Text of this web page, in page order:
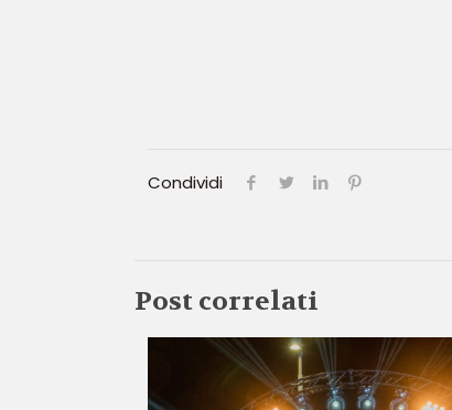
Condividi
Post correlati